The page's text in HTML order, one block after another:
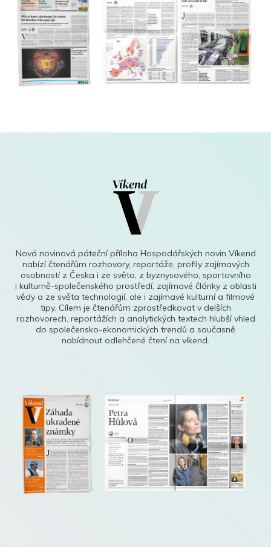
Nová novinová páteční příloha Hospodářských novin Víkend
nabízí čtenářům rozhovory, reportáže, profily zajímavých
osobností z Česka i ze světa, z byznysového, sportovního
i kulturně-společenského prostředí, zajímavé články z oblasti
vědy a ze světa technologií, ale i zajímavé kulturní a filmové
tipy. Cílem je čtenářům zprostředkovat v delších
rozhovorech, reportážích a analytických textech hlubší vhled
do společensko-ekonomických trendů a současně
nabídnout odlehčené čtení na víkend.